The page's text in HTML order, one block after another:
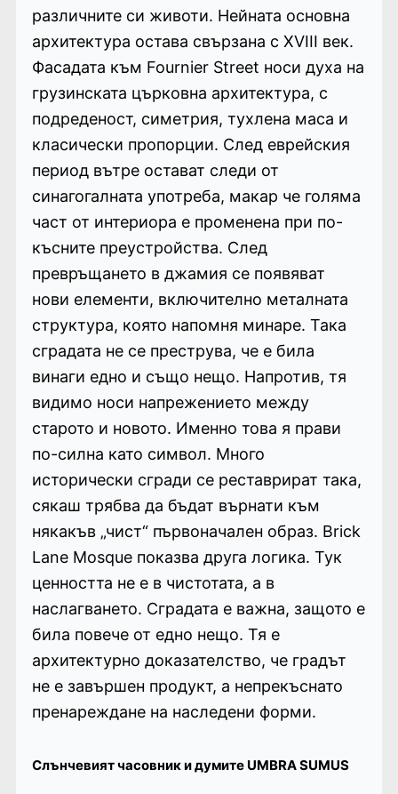
различните си животи. Нейната основна
архитектура остава свързана с XVIII век.
Фасадата към Fournier Street носи духа на
грузинската църковна архитектура, с
подреденост, симетрия, тухлена маса и
класически пропорции. След еврейския
период вътре остават следи от
синагогалната употреба, макар че голяма
част от интериора е променена при по-
късните преустройства. След
превръщането в джамия се появяват
нови елементи, включително металната
структура, която напомня минаре. Така
сградата не се преструва, че е била
винаги едно и също нещо. Напротив, тя
видимо носи напрежението между
старото и новото. Именно това я прави
по-силна като символ. Много
исторически сгради се реставрират така,
сякаш трябва да бъдат върнати към
някакъв „чист“ първоначален образ. Brick
Lane Mosque показва друга логика. Тук
ценността не е в чистотата, а в
наслагването. Сградата е важна, защото е
била повече от едно нещо. Тя е
архитектурно доказателство, че градът
не е завършен продукт, а непрекъснато
пренареждане на наследени форми.
Слънчевият часовник и думите UMBRA SUMUS